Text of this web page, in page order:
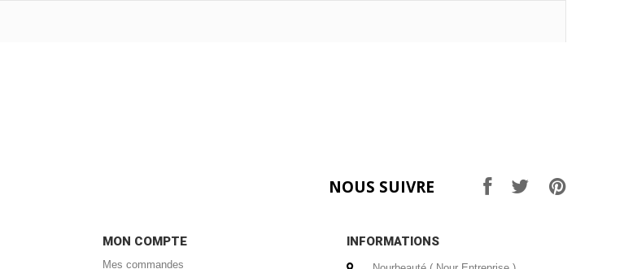
NOUS SUIVRE
MON COMPTE
Mes commandes
INFORMATIONS